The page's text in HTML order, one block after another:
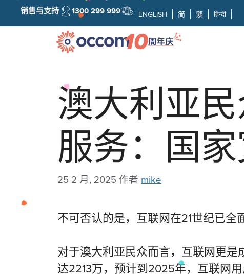
销售与支持 1300 299 999 ENGLISH 简 繁 हिन्दी
澳大利亚
服务：国
25 2 月, 2025 作者 mike
不可否认的是，互联网在21世纪已全
对于澳大利亚民众而言，互联网更
达2213万，预计到2025年，互联网